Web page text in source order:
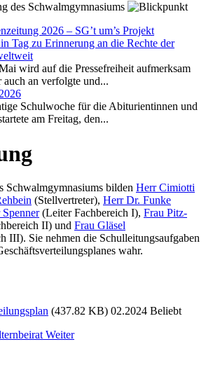
des Schwalmgymnasiums
2026 – SG’t um’s Projekt
Tag zu Erinnerung an die Rechte der
wird auf die Pressefreiheit aufmerksam
auch an verfolgte und...
Schulwoche für die Abiturientinnen und
am Freitag, den...
Schwalmgymnasiums bilden Herr Cimiotti
(Stellvertreter), Herr Dr. Funke
(Leiter Fachbereich I), Frau Pitz-
II) und Frau Gläsel
III). Sie nehmen die Schulleitungsaufgaben
wahr.
(437.82 KB) 02.2024 Beliebt
Weiter